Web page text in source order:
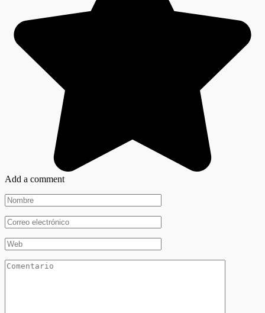
Add a comment
Nombre
*
Correo
electrónico
*Web
Comentario